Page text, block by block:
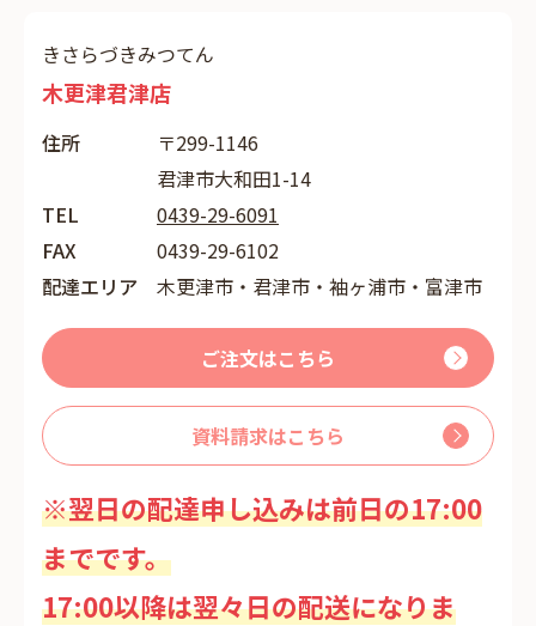
きさらづきみつてん
木更津君津店
住所
〒299-1146
君津市大和田1-14
TEL
0439-29-6091
FAX
0439-29-6102
配達エリア
木更津市・君津市・袖ヶ浦市・富津市
ご注文はこちら
資料請求はこちら
※翌日の配達申し込みは前日の17:00
までです。
17:00以降は翌々日の配送になりま